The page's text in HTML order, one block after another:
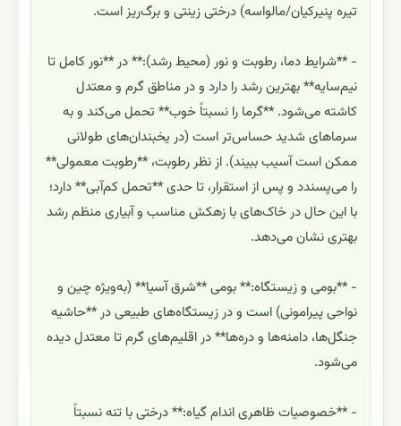
تیره پنیرکیان/مالواسه) درختی زینتی و برگ‌ریز است.
- **شرایط دما، رطوبت و نور (محیط رشد):** در **نور کامل تا
نیم‌سایه** بهترین رشد را دارد و در مناطق گرم و معتدل
کاشته می‌شود. **گرما را نسبتاً خوب** تحمل می‌کند و به
سرماهای شدید حساس‌تر است (در یخبندان‌های طولانی
ممکن است آسیب ببیند). از نظر رطوبت، **رطوبت معمولی**
را می‌پسندد و پس از استقرار، تا حدی **تحمل کم‌آبی** دارد؛
با این حال در خاک‌های با زهکش مناسب و آبیاری منظم رشد
بهتری نشان می‌دهد.
- **بومی و زیستگاه:** بومی **شرق آسیا** (به‌ویژه چین و
نواحی پیرامونی) است و در زیستگاه‌های طبیعی در **حاشیه
جنگل‌ها، دامنه‌ها و دره‌ها** در اقلیم‌های گرم تا معتدل دیده
می‌شود.
- **خصوصیات ظاهری اندام گیاه:** درختی با تنه نسبتاً